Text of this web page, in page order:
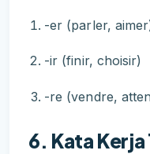
-er (parler,
-ir (finir, choisir)
-re (vendre,
6. Kata